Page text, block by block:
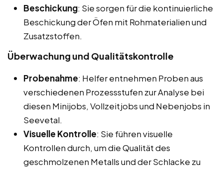
Beschickung: Sie sorgen für die kontinuierliche
Beschickung der Öfen mit Rohmaterialien und
Zusatzstoffen.
Überwachung und Qualitätskontrolle
Probenahme: Helfer entnehmen Proben aus
verschiedenen Prozessstufen zur Analyse bei
diesen Minijobs, Vollzeitjobs und Nebenjobs in
Seevetal.
Visuelle Kontrolle: Sie führen visuelle
Kontrollen durch, um die Qualität des
geschmolzenen Metalls und der Schlacke zu